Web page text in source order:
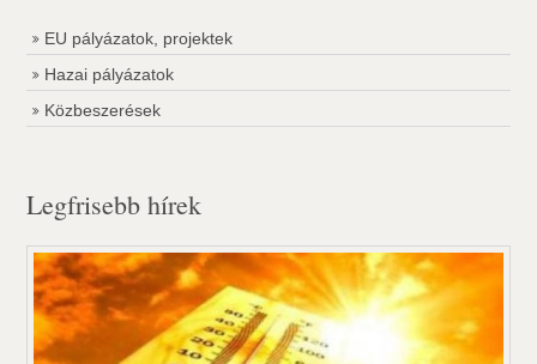
EU pályázatok, projektek
Hazai pályázatok
Közbeszerések
Legfrisebb hírek